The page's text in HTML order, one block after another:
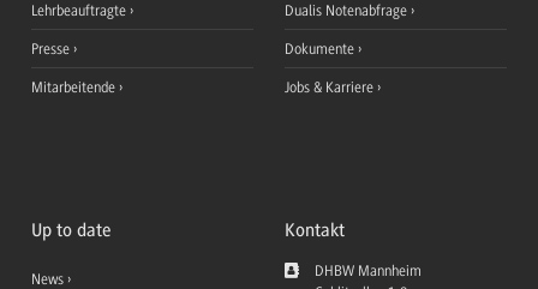
Lehrbeauftragte
Presse
Mitarbeitende
Dualis Notenabfrage
Dokumente
Jobs & Karriere
Up to date
News
Kontakt
DHBW Mannheim